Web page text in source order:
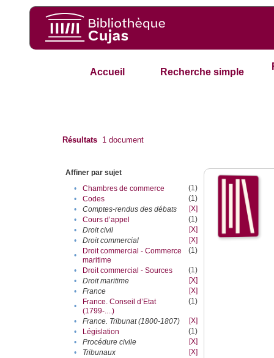
Accueil Recherche simple
Résultats 1 document
Affiner par sujet
•
Chambres de commerce
(1)
•
Codes
(1)
•
Comptes-rendus des débats
[X]
•
Cours d’appel
(1)
•
Droit civil
[X]
•
Droit commercial
[X]
•
Droit commercial - Commerce
maritime
(1)
• Droit commercial - Sources
(1)
•
Droit maritime
[X]
•
France
[X]
•
France. Conseil d’Etat
(1799-....)
(1)
• France. Tribunat (1800-1807)
[X]
•
Législation
(1)
•
Procédure civile
[X]
•
Tribunaux
[X]